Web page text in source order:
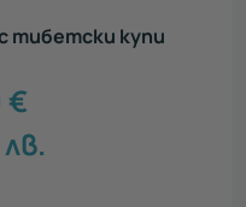
тибетски купи
€
лв.